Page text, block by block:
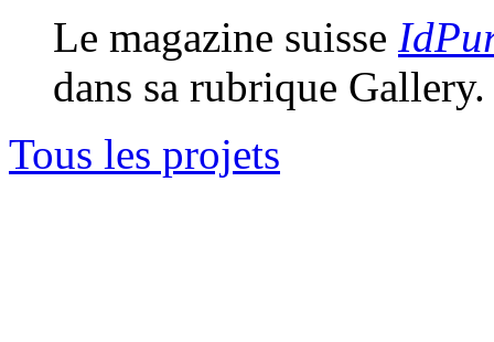
Le magazine suisse
dans sa rubrique Gallery.
Tous les projets